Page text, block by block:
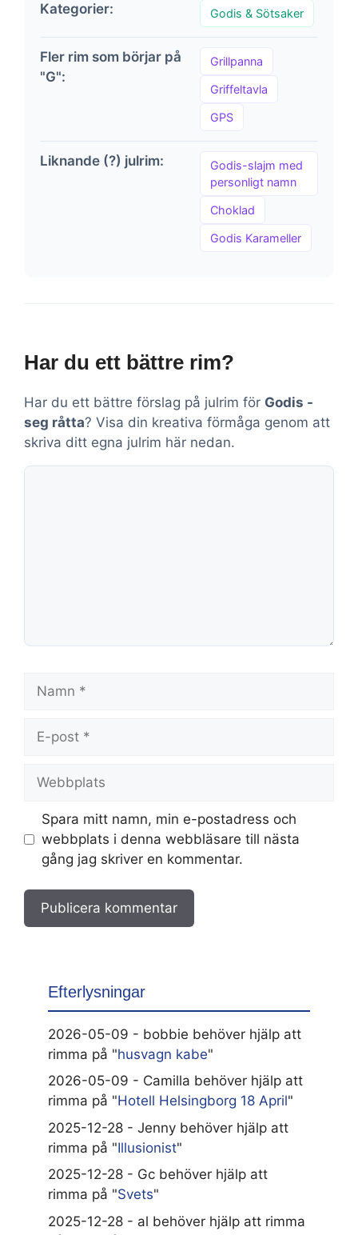
Kategorier: Godis & Sötsaker
Fler rim som börjar på
"G":
Grillpanna
Griffeltavla
GPS
Liknande (?) julrim:
Godis-slajm med
personligt namn
Choklad
Godis Karameller
Har du ett bättre rim?
Har du ett bättre förslag på julrim för Godis -
seg råtta? Visa din kreativa förmåga genom att
skriva ditt egna julrim här nedan.
Kommentar
post
Spara mitt namn, min e-postadress och
webbplats i denna webbläsare till nästa
gång jag skriver en kommentar.
Efterlysningar
2026-05-09 - bobbie behöver hjälp att
rimma på "husvagn kabe"
2026-05-09 - Camilla behöver hjälp att
rimma på "Hotell Helsingborg 18 April"
2025-12-28 - Jenny behöver hjälp att
rimma på "Illusionist"
2025-12-28 - Gc behöver hjälp att
rimma på "Svets"
2025-12-28 - al behöver hjälp att rimma